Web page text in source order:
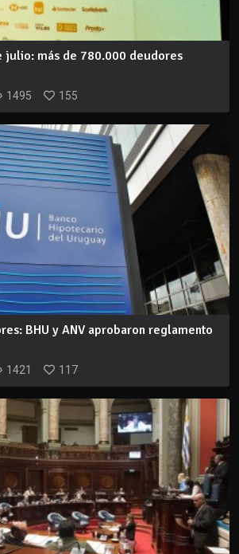
julio: más de 780.000 deudores
1495 155
BHU y ANV aprobaron reglamento
1421 117